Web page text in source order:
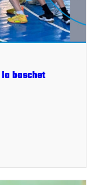
baschet